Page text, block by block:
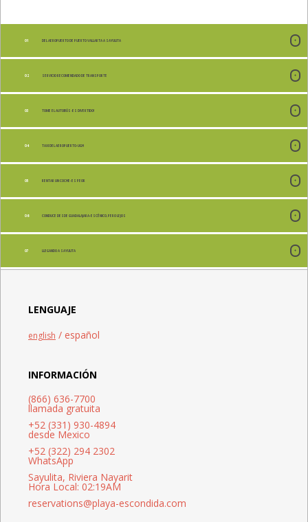
DEL AEROPUERTO DE PUERTO VALLARTA A SAYULITA
SERVICIO RECOMENDADO DE TRANSPORTE
TOME EL AUTOBÚS -ES DIVERTIDO!
TAXI DEL AEROPUERTO- UGH
RENTAR UN COCHE- ES PEOR
CONDUCE DESDE GUADALAJARA- ESCÉNICO, PERO LEJOS
LLEGANDO A SAYULITA
LENGUAJE
english / español
INFORMACIÓN
(866) 636-7700
llamada gratuita
+52 (331) 930-4894
desde Mexico
+52 (322) 294 2302
WhatsApp
Sayulita, Riviera Nayarit
Hora Local: 02:19AM
reservations@playa-escondida.com